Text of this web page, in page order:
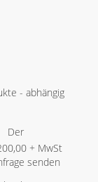
- abhängig
Der
+ MwSt
senden